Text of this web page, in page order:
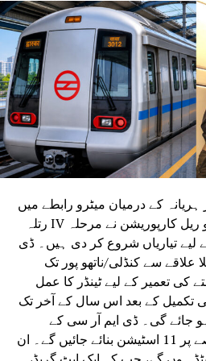
کے درمیان میٹرو رابطے میں
بہتری آئے گی۔ دہلی میٹرو ریل کارپوریشن نے مرحلہ IV رتلہ
لیے تیاریاں شروع کر دی ہیں۔ ڈی
علاقے سے کنڈلی/ناتھو پور تک
کے راستے کی تعمیر کے لیے ٹینڈر کا عمل
کے بعد اس سال کے آخر تک
جائے گی۔ ڈی ایم آر سی کے
مطابق کوریڈور کے اس حصے پر 11 اسٹیشن بنائے جائیں گے۔ ان